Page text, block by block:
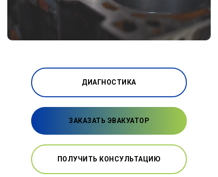
ДИАГНОСТИКА
ЗАКАЗАТЬ ЭВАКУАТОР
ПОЛУЧИТЬ КОНСУЛЬТАЦИЮ